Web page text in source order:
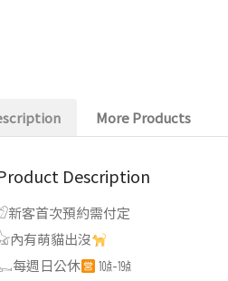
More Products
Description
新客首次預約需付定
內有萌貓出沒
每週日公休
㍢-㍫